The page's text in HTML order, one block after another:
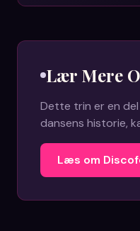
Lær Mere
Dette trin er en
dansens historie,
Læs om